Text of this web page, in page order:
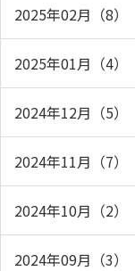
2025年02月（8）
2025年01月（4）
2024年12月（5）
2024年11月（7）
2024年10月（2）
2024年09月（3）